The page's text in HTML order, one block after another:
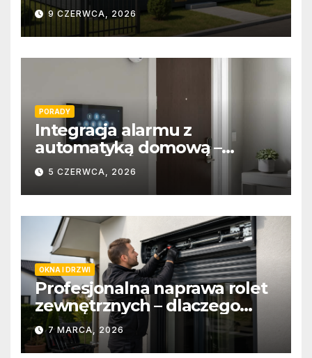
9 CZERWCA, 2026
PORADY
Integracja alarmu z
automatyką domową –
wygoda i bezpieczeństwo
5 CZERWCA, 2026
OKNA I DRZWI
Profesjonalna naprawa rolet
zewnętrznych – dlaczego
warto zlecić ją specjalistom?
7 MARCA, 2026